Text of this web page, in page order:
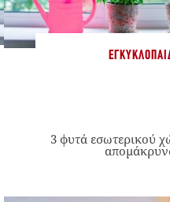
3 φυτά εσωτερικού